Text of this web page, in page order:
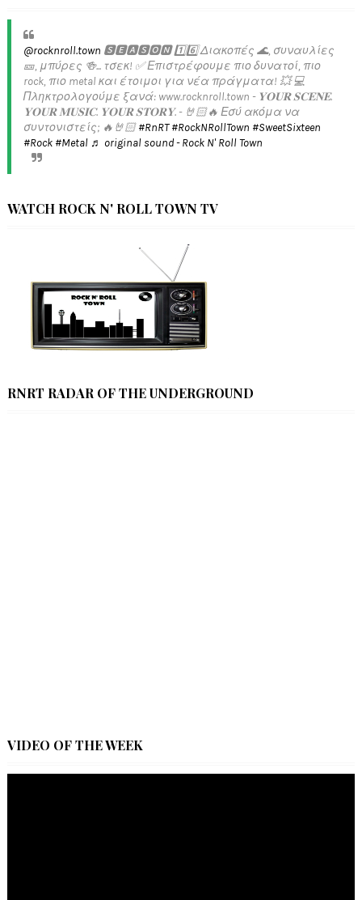
@rocknroll.town 🆂🅴🅰🆂🅾🅽 1️⃣6️⃣ Διακοπές 🌊, συναυλίες
🎫, μπύρες 🍻... τσεκ! ✅️ Επιστρέφουμε πιο δυνατοί, πιο
rock, πιο metal και έτοιμοι για νέα πράγματα! 💥 💻
Πληκτρολογούμε ξανά: www.rocknroll.town - 𝐘𝐎𝐔𝐑 𝐒𝐂𝐄𝐍𝐄.
𝐘𝐎𝐔𝐑 𝐌𝐔𝐒𝐈𝐂. 𝐘𝐎𝐔𝐑 𝐒𝐓𝐎𝐑𝐘. - 🤘🏻🔥 Εσύ ακόμα να
συντονιστείς; 🔥🤘🏻#RnRT #RockNRollTown #SweetSixteen
#Rock #Metal ♬ original sound - Rock N' Roll Town
WATCH ROCK N' ROLL TOWN TV
RNRT RADAR OF THE UNDERGROUND
VIDEO OF THE WEEK